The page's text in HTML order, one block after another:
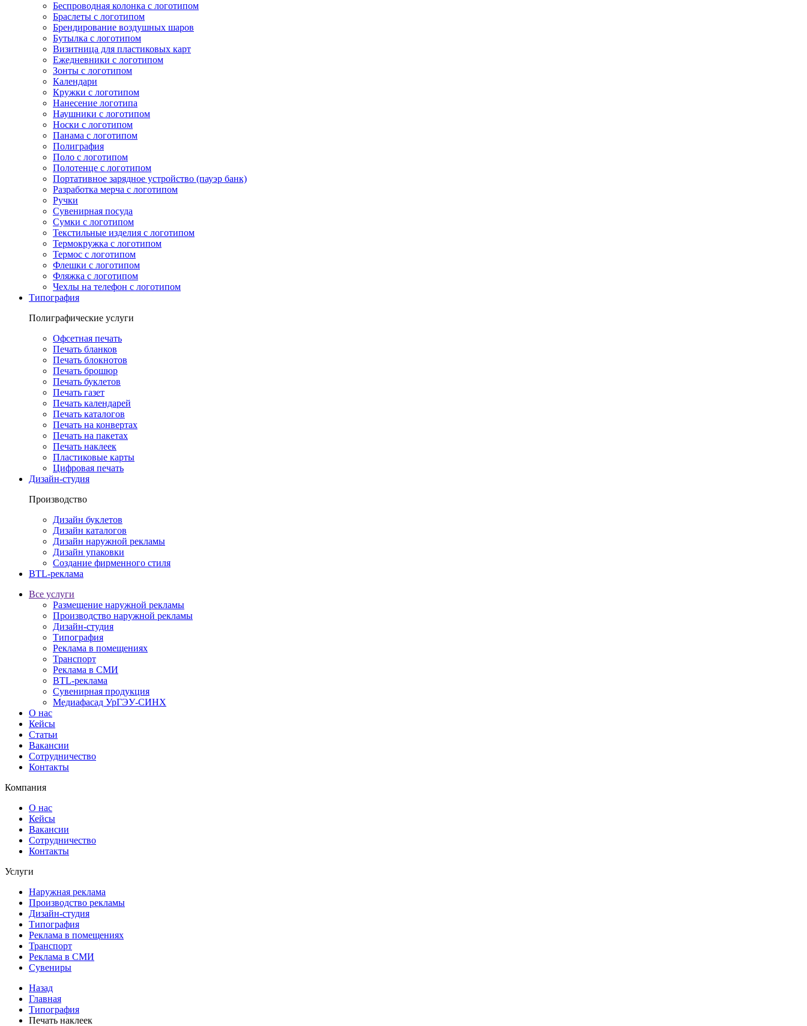
Беспроводная колонка с логотипом
Браслеты с логотипом
Брендирование воздушных шаров
Бутылка с логотипом
Визитница для пластиковых карт
Ежедневники с логотипом
Зонты с логотипом
Календари
Кружки с логотипом
Нанесение логотипа
Наушники с логотипом
Носки с логотипом
Панама с логотипом
Полиграфия
Поло с логотипом
Полотенце с логотипом
Портативное зарядное устройство (пауэр банк)
Разработка мерча с логотипом
Ручки
Сувенирная посуда
Сумки с логотипом
Текстильные изделия с логотипом
Термокружка с логотипом
Термос с логотипом
Флешки с логотипом
Фляжка с логотипом
Чехлы на телефон с логотипом
Типография
Полиграфические услуги
Офсетная печать
Печать бланков
Печать блокнотов
Печать брошюр
Печать буклетов
Печать газет
Печать календарей
Печать каталогов
Печать на конвертах
Печать на пакетах
Печать наклеек
Пластиковые карты
Цифровая печать
Дизайн-студия
Производство
Дизайн буклетов
Дизайн каталогов
Дизайн наружной рекламы
Дизайн упаковки
Создание фирменного стиля
BTL-реклама
Все услуги
Размещение наружной рекламы
Производство наружной рекламы
Дизайн-студия
Типография
Реклама в помещениях
Транспорт
Реклама в СМИ
BTL-реклама
Сувенирная продукция
Медиафасад УрГЭУ-СИНХ
О нас
Кейсы
Статьи
Вакансии
Сотрудничество
Контакты
Компания
О нас
Кейсы
Вакансии
Сотрудничество
Контакты
Услуги
Наружная реклама
Производство рекламы
Дизайн-студия
Типография
Реклама в помещениях
Транспорт
Реклама в СМИ
Сувениры
Назад
Главная
Типография
Печать наклеек